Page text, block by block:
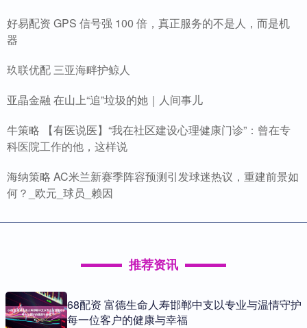
好易配资 GPS 信号强 100 倍，真正服务的不是人，而是机
器
玖联优配 三亚海畔护鲸人
亚晶金融 在山上“追”垃圾的她｜人间事儿
牛策略 【有医说医】“我在社区建设心理健康门诊”：曾在专
科医院工作的他，这样说
海纳策略 AC米兰新赛季阵容预测引发球迷热议，重建前景如
何？_欧元_球员_赖因
推荐资讯
68配资 富德生命人寿邯郸中支以专业与温情守护
每一位客户的健康与幸福